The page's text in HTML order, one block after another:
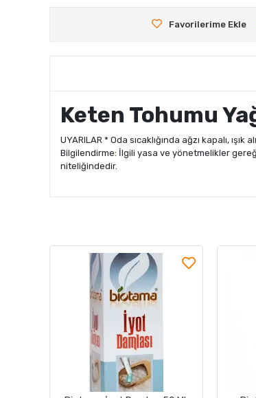
Favorilerime Ekle
Keten Tohumu
UYARILAR * Oda sıcaklığında ağzı kapalı,
Bilgilendirme: İlgili yasa ve yönetmelikler
niteliğindedir.